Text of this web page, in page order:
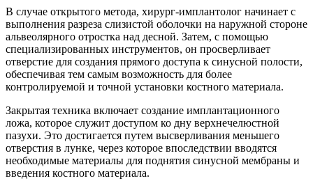
В случае открытого метода, хирург-имплантолог начинает с
выполнения разреза слизистой оболочки на наружной стороне
альвеолярного отростка над десной. Затем, с помощью
специализированных инструментов, он просверливает
отверстие для создания прямого доступа к синусной полости,
обеспечивая тем самым возможность для более
контролируемой и точной установки костного материала.
Закрытая техника включает создание имплантационного
ложа, которое служит доступом ко дну верхнечелюстной
пазухи. Это достигается путем высверливания меньшего
отверстия в лунке, через которое впоследствии вводятся
необходимые материалы для поднятия синусной мембраны и
введения костного материала.